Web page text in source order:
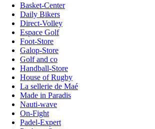
Basket-Center
Daily Bikers
Direct-Volley
Espace Golf
Foot-Store
Galop-Store
Golf and co
Handball-Store
House of Rugby
La sellerie de Maé
Made in Paradis
Nauti-wave
On-Fight
Padel-Expert